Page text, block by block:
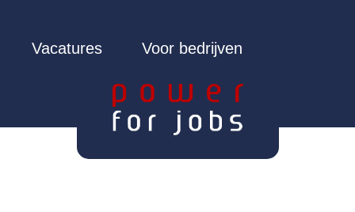
Vacatures Voor bedrijven